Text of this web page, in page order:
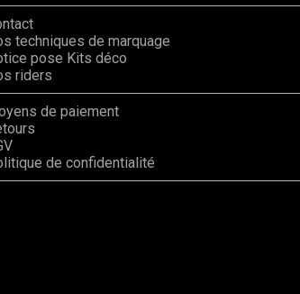
techniques de marquage
pose Kits déco
riders
de paiement
de confidentialité